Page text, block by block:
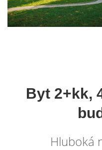
Byt 2+kk,
Hluboká